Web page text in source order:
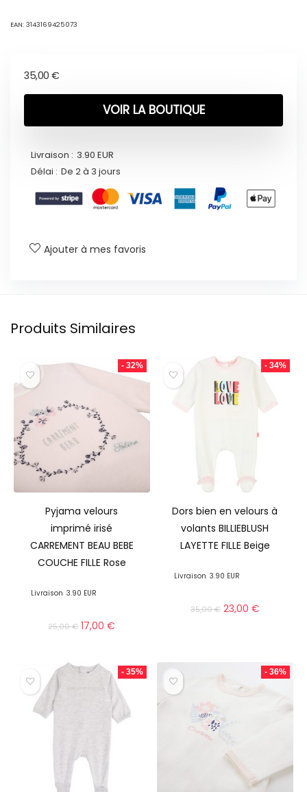
EAN: 3143169425073
35,00 €
VOIR LA BOUTIQUE
Livraison : 3.90 EUR
Délai : De 2 à 3 jours
Ajouter à mes favoris
Produits Similaires
- 32%
Pyjama velours
imprimé irisé
CARREMENT BEAU BEBE
COUCHE FILLE Rose
Livraison 3.90 EUR
25,00€ 17,00€
- 34%
Dors bien en velours à
volants BILLIEBLUSH
LAYETTE FILLE Beige
Livraison 3.90 EUR
35,00€ 23,00 €
- 35% - 36%